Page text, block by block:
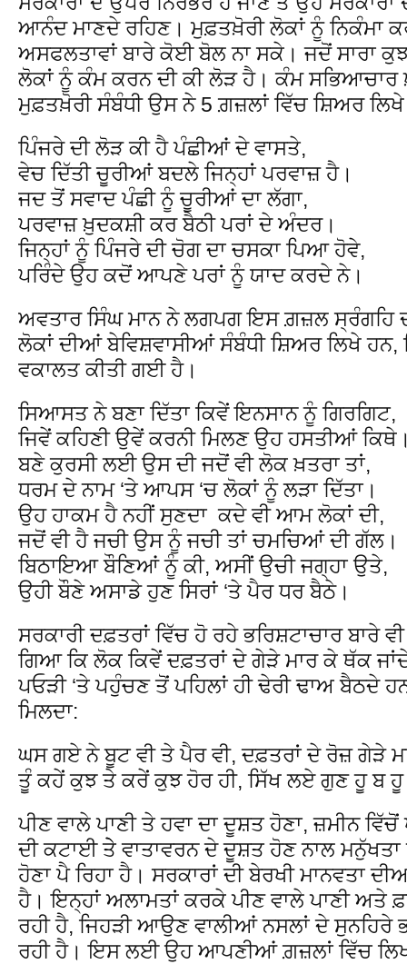
ਆਨੰਦ ਮਾਣਦੇ ਰਹਿਣ। ਮੁਫ਼ਤਖ਼ੋਰੀ ਲੋਕਾਂ ਨੂੰ ਨਿਕੰਮਾ
ਅਸਫਲਤਾਵਾਂ ਬਾਰੇ ਕੋਈ ਬੋਲ ਨਾ ਸਕੇ। ਜਦੋਂ ਸਾਰਾ
ਲੋਕਾਂ ਨੂੰ ਕੰਮ ਕਰਨ ਦੀ ਕੀ ਲੋੜ ਹੈ। ਕੰਮ ਸਭਿਆਚਾਰ
ਮੁਫ਼ਤਖ਼ੋਰੀ ਸੰਬੰਧੀ ਉਸ ਨੇ 5 ਗ਼ਜ਼ਲਾਂ ਵਿੱਚ ਸ਼ਿਅਰ
ਪਿੰਜਰੇ ਦੀ ਲੋੜ ਕੀ ਹੈ ਪੰਛੀਆਂ ਦੇ ਵਾਸਤੇ,
ਵੇਚ ਦਿੱਤੀ ਚੂਰੀਆਂ ਬਦਲੇ ਜਿਨ੍ਹਾਂ ਪਰਵਾਜ਼ ਹੈ।
ਜਦ ਤੋਂ ਸਵਾਦ ਪੰਛੀ ਨੂੰ ਚੂਰੀਆਂ ਦਾ ਲੱਗਾ,
ਪਰਵਾਜ਼ ਖ਼ੁਦਕਸ਼ੀ ਕਰ ਬੈਠੀ ਪਰਾਂ ਦੇ ਅੰਦਰ।
ਜਿਨ੍ਹਾਂ ਨੂੰ ਪਿੰਜਰੇ ਦੀ ਚੋਗ ਦਾ ਚਸਕਾ ਪਿਆ ਹੋਵੇ,
ਪਰਿੰਦੇ ਉਹ ਕਦੋਂ ਆਪਣੇ ਪਰਾਂ ਨੂੰ ਯਾਦ ਕਰਦੇ ਨੇ।
ਅਵਤਾਰ ਸਿੰਘ ਮਾਨ ਨੇ ਲਗਪਗ ਇਸ ਗ਼ਜ਼ਲ ਸ੍ਰੰਗਹਿ
ਲੋਕਾਂ ਦੀਆਂ ਬੇਵਿਸ਼ਵਾਸੀਆਂ ਸੰਬੰਧੀ ਸ਼ਿਅਰ ਲਿਖੇ ਹਨ,
ਵਕਾਲਤ ਕੀਤੀ ਗਈ ਹੈ।
ਸਿਆਸਤ ਨੇ ਬਣਾ ਦਿੱਤਾ ਕਿਵੇਂ ਇਨਸਾਨ ਨੂੰ ਗਿਰਗਿਟ,
ਜਿਵੇਂ ਕਹਿਣੀ ਉਵੇਂ ਕਰਨੀ ਮਿਲਣ ਉਹ ਹਸਤੀਆਂ
ਬਣੇ ਕੁਰਸੀ ਲਈ ਉਸ ਦੀ ਜਦੋਂ ਵੀ ਲੋਕ ਖ਼ਤਰਾ ਤਾਂ,
ਧਰਮ ਦੇ ਨਾਮ ‘ਤੇ ਆਪਸ ‘ਚ ਲੋਕਾਂ ਨੂੰ ਲੜਾ ਦਿੱਤਾ।
ਉਹ ਹਾਕਮ ਹੈ ਨਹੀਂ ਸੁਣਦਾ ਕਦੇ ਵੀ ਆਮ ਲੋਕਾਂ ਦੀ,
ਜਦੋਂ ਵੀ ਹੈ ਜਚੀ ਉਸ ਨੂੰ ਜਚੀ ਤਾਂ ਚਮਚਿਆਂ ਦੀ ਗੱਲ।
ਬਿਠਾਇਆ ਬੌਣਿਆਂ ਨੂੰ ਕੀ, ਅਸੀਂ ਉਚੀ ਜਗ੍ਹਾ ਉਤੇ,
ਉਹੀ ਬੌਣੇ ਅਸਾਡੇ ਹੁਣ ਸਿਰਾਂ ‘ਤੇ ਪੈਰ ਧਰ ਬੈਠੇ।
ਸਰਕਾਰੀ ਦਫ਼ਤਰਾਂ ਵਿੱਚ ਹੋ ਰਹੇ ਭਰਿਸ਼ਟਾਚਾਰ
ਗਿਆ ਕਿ ਲੋਕ ਕਿਵੇਂ ਦਫ਼ਤਰਾਂ ਦੇ ਗੇੜੇ ਮਾਰ ਕੇ ਥੱਕ
ਪਓੜੀ ‘ਤੇ ਪਹੁੰਚਣ ਤੋਂ ਪਹਿਲਾਂ ਹੀ ਢੇਰੀ ਢਾਅ ਬੈਠਦੇ
ਮਿਲਦਾ:
ਘਸ ਗਏ ਨੇ ਬੂਟ ਵੀ ਤੇ ਪੈਰ ਵੀ, ਦਫ਼ਤਰਾਂ ਦੇ ਰੋਜ਼ ਗੇੜੇ
ਤੂੰ ਕਹੇਂ ਕੁਝ ਤੇ ਕਰੇਂ ਕੁਝ ਹੋਰ ਹੀ, ਸਿੱਖ ਲਏ ਗੁਣ ਹੂ ਬ
ਪੀਣ ਵਾਲੇ ਪਾਣੀ ਤੇ ਹਵਾ ਦਾ ਦੂਸ਼ਤ ਹੋਣਾ, ਜ਼ਮੀਨ ਵਿੱਚੋਂ
ਦੀ ਕਟਾਈ ਤੇੇ ਵਾਤਾਵਰਨ ਦੇ ਦੂਸ਼ਤ ਹੋਣ ਨਾਲ ਮਨੁੱਖਤਾ
ਹੋਣਾ ਪੈ ਰਿਹਾ ਹੈ। ਸਰਕਾਰਾਂ ਦੀ ਬੇਰਖੀ ਮਾਨਵਤਾ
ਹੈ। ਇਨ੍ਹਾਂ ਅਲਾਮਤਾਂ ਕਰਕੇ ਪੀਣ ਵਾਲੇ ਪਾਣੀ ਅਤੇ
ਰਹੀ ਹੈ, ਜਿਹੜੀ ਆਉਣ ਵਾਲੀਆਂ ਨਸਲਾਂ ਦੇ ਸੁਨਹਿਰੇ
ਰਹੀ ਹੈ। ਇਸ ਲਈ ਉਹ ਆਪਣੀਆਂ ਗ਼ਜ਼ਲਾਂ ਵਿੱਚ